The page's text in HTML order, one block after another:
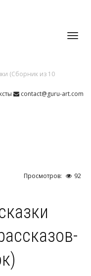
(Сборник из 10
contact@guru-art.com
Просмотров:
92